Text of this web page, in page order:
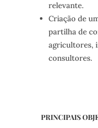
relevante.
Criação de
partilha de
agricultores,
consultores.
PRINCIPAIS